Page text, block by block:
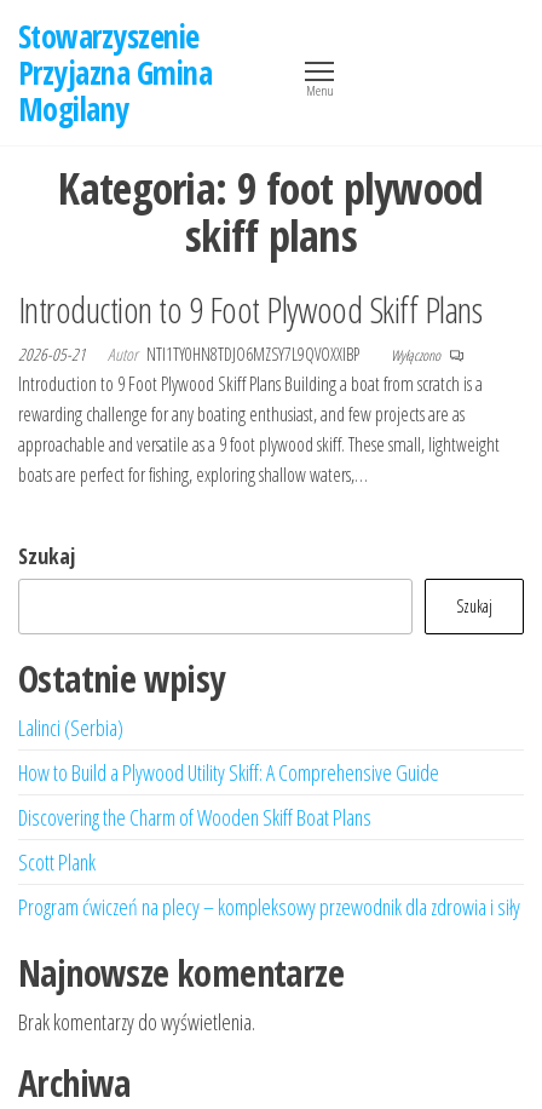
treści
Stowarzyszenie
Przyjazna Gmina
Mogilany
Menu
Kategoria: 9 foot plywood
skiff plans
Introduction to 9 Foot Plywood Skiff Plans
2026-05-21 Autor NTI1TY0HN8TDJO6MZSY7L9QVOXXIBP Wyłączono
Introduction to 9 Foot Plywood Skiff Plans Building a boat from scratch is a
rewarding challenge for any boating enthusiast, and few projects are as
approachable and versatile as a 9 foot plywood skiff. These small, lightweight
boats are perfect for fishing, exploring shallow waters,…
Szukaj
Szukaj
Ostatnie wpisy
Lalinci (Serbia)
How to Build a Plywood Utility Skiff: A Comprehensive Guide
Discovering the Charm of Wooden Skiff Boat Plans
Scott Plank
Program ćwiczeń na plecy – kompleksowy przewodnik dla zdrowia i siły
Najnowsze komentarze
Brak komentarzy do wyświetlenia.
Archiwa